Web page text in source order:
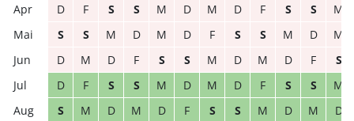
D
F S S M D M D F S S
M
S
S M D M D F S S M D
M
D
M D F S S M D M D F
S
D
F S S M D M D F S S
M
S
M D M D F S S M D M D